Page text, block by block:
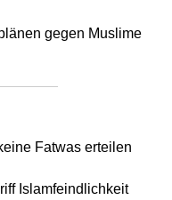
gegen Muslime
Fatwas erteilen
Islamfeindlichkeit